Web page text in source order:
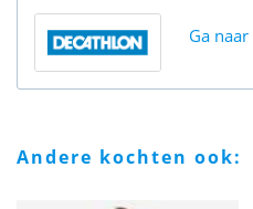
Ga naar
andere kochten ook: